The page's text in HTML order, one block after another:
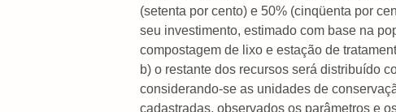
(setenta por cento) e 50% (cinqüenta por
seu investimento, estimado com base na
compostagem de lixo e estação de
b) o restante dos recursos será distribuído
considerando-se as unidades de
cadastradas, observados os parâmetros e